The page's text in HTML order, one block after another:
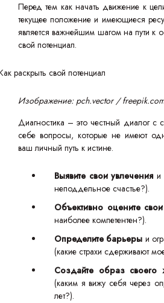
Перед тем как начать движение к
текущее положение и имеющиеся
является важнейшим шагом на пути к
свой потенциал.
Изображение: pch.vector /
Диагностика – это честный диалог с
себе вопросы, которые не имеют
ваш личный путь к истине.
Выявите свои увлеченияи
неподдельное счастье?).
Объективно оцените свои
наиболее компетентен?).
Определите барьеры и
(какие страхи сдерживают
Создайте образ своего
(каким я вижу себя через
лет?).